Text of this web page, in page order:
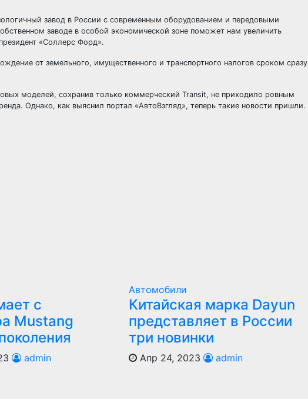
завод в России с современным оборудованием и передовыми
заводе в особой экономической зоне поможет нам увеличить
«Соллерс Форд».
от земельного, имущественного и транспортного налогов сроком сразу
моделей, сохранив только коммерческий Transit, не приходило ровным
Однако, как выяснил портал «АвтоВзгляд», теперь такие новости пришли.
с
Mustang
admin
Автомобили
Китайская марка Dayun
представляет в России
три новинки
Апр 24, 2023 admin